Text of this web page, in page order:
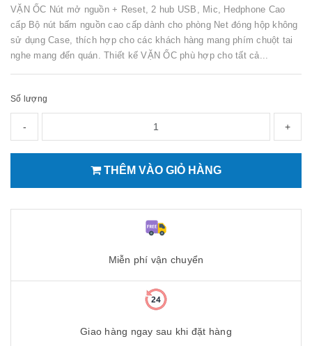
VẶN ỐC Nút mở nguồn + Reset, 2 hub USB, Mic, Hedphone Cao
cấp Bộ nút bấm nguồn cao cấp dành cho phòng Net đóng hộp không
sử dụng Case, thích hợp cho các khách hàng mang phím chuột tai
nghe mang đến quán. Thiết kế VẶN ỐC phù hợp cho tất cả...
Số lượng
- +
THÊM VÀO GIỎ HÀNG
Miễn phí vận chuyển
Giao hàng ngay sau khi đặt hàng